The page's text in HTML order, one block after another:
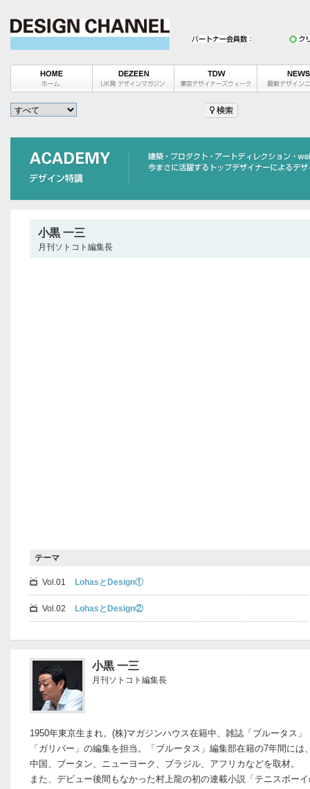
小黒 一三
月刊ソトコト編集長
テーマ
Vol.01 LohasとDesign①
Vol.02 LohasとDesign②
小黒 一三
月刊ソトコト編集長
1950年東京生まれ。(株)マガジンハウス在籍中、雑誌「ブルータス」
「ガリバー」の編集を担当。「ブルータス」編集部在籍の7年間には
中国、ブータン、ニューヨーク、ブラジル、アフリカなどを取材。
また、デビュー後間もなかった村上龍の初の連載小説「テニスボー